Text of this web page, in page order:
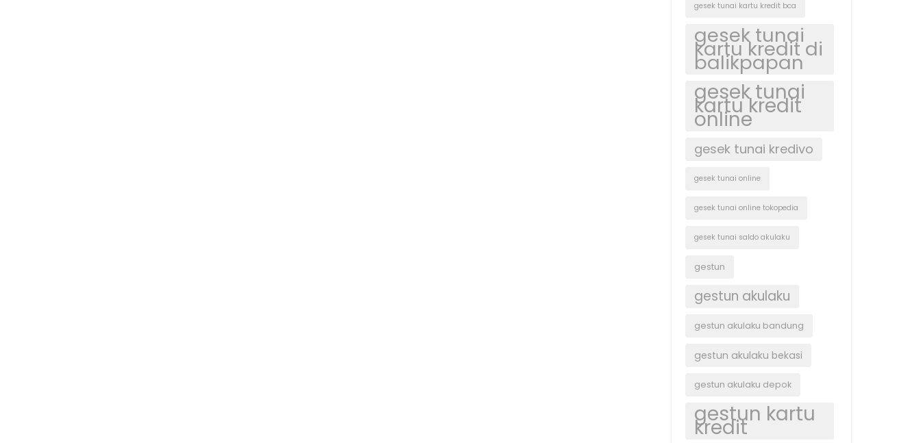
gesek tunai kartu kredit bca
gesek tunai
kartu kredit di
balikpapan
gesek tunai
kartu kredit
online
gesek tunai kredivo
gesek tunai online
gesek tunai online tokopedia
gesek tunai saldo akulaku
gestun
gestun akulaku
gestun akulaku bandung
gestun akulaku bekasi
gestun akulaku depok
gestun kartu
kredit